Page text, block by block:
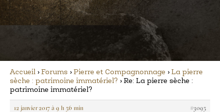
Accueil › Forums › Pierre et Compagnonnage › La pierre
sèche : patrimoine immatériel? › Re: La pierre sèche :
patrimoine immatériel?
12 janvier 2017 à 9 h 56 min #3095